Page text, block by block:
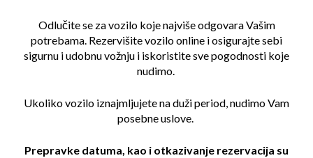
Odlučite se za vozilo koje najviše odgovara Vašim
potrebama. Rezervišite vozilo online i osigurajte sebi
sigurnu i udobnu vožnju i iskoristite sve pogodnosti koje
nudimo.
Ukoliko vozilo iznajmljujete na duži period, nudimo Vam
posebne uslove.
Prepravke datuma, kao i otkazivanje rezervacija su